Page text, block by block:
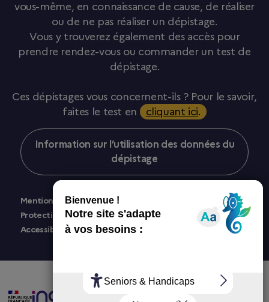
vous-même, en connaissance de cause, de réaliser
ou de ne pas réaliser un dépistage.
Vous y trouverez également des accès pour
prendre rendez-vous ou commander un test de
dépistage.
Ces dépistages vous concernent-ils ? Pour le savoir,
faites le test en
cliquant ici.
Information sur l’utilisation des données du
dépistage
Mentions légales
Protection des données personnelles
Accessibilité